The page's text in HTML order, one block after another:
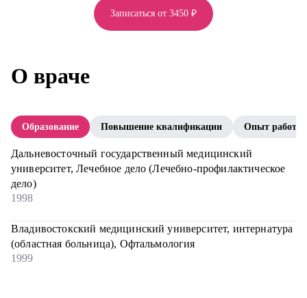
Записаться от 3450 ₽
О враче
Образование Повышение квалификации Опыт работы
Дальневосточный государственный медицинский
университет, Лечебное дело (Лечебно-профилактическое
дело)
1998
Владивостокский медицинский университет, интернатура
(областная больница), Офтальмология
1999